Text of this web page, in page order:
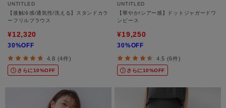
UNTITLED
【接触冷感/通気性/洗える】スタンドカラ
ーフリルブラウス
¥12,320
30%OFF
4.8 (4件)
さらに10%OFF
UNTITLED
【華やか/シアー感】ドットジャガードワ
ンピース
¥19,250
30%OFF
4.5 (6件)
さらに10%OFF